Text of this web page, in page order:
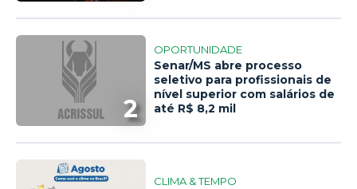
2
OPORTUNIDADE
Senar/MS abre processo
seletivo para profissionais de
nível superior com salários de
até R$ 8,2 mil
CLIMA & TEMPO